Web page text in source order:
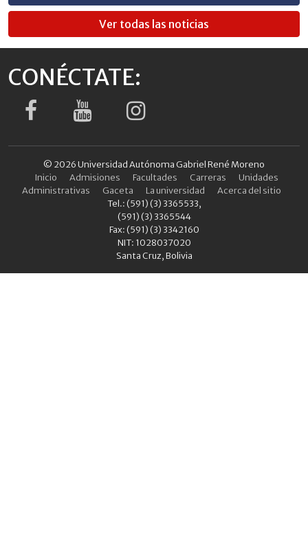
Ver todas las noticias
CONÉCTATE:
© 2026 Universidad Autónoma Gabriel René Moreno
Inicio
Admisiones Facultades Carreras
Unidades
Administrativas
Gaceta La universidad
Acerca del sitio
Tel.: (591) (3) 3365533,
(591) (3) 3365544
Fax: (591) (3) 3342160
NIT: 1028037020
Santa Cruz, Bolivia